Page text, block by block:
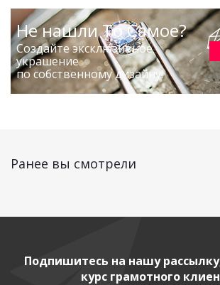
Не нашли То Самое?
Создайте эксклюзивное
украшение
по собственному дизайну!
Ранее вы смотрели
Подпишитесь на нашу
курс грамотного